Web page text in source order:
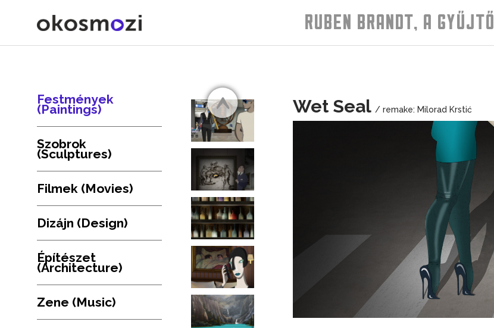
RUBEN BRANDT, A GYŰJTŐ
Festmények
(Paintings)
Szobrok
(Sculptures)
Filmek (Movies)
Dizájn (Design)
Építészet
(Architecture)
Zene (Music)
Wet Seal / remake: Milorad Krstić